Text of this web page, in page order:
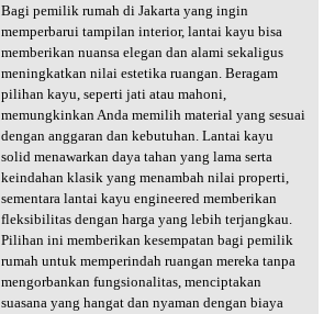
Bagi pemilik rumah di Jakarta yang ingin
memperbarui tampilan interior, lantai kayu bisa
memberikan nuansa elegan dan alami sekaligus
meningkatkan nilai estetika ruangan. Beragam
pilihan kayu, seperti jati atau mahoni,
memungkinkan Anda memilih material yang sesuai
dengan anggaran dan kebutuhan. Lantai kayu
solid menawarkan daya tahan yang lama serta
keindahan klasik yang menambah nilai properti,
sementara lantai kayu engineered memberikan
fleksibilitas dengan harga yang lebih terjangkau.
Pilihan ini memberikan kesempatan bagi pemilik
rumah untuk memperindah ruangan mereka tanpa
mengorbankan fungsionalitas, menciptakan
suasana yang hangat dan nyaman dengan biaya